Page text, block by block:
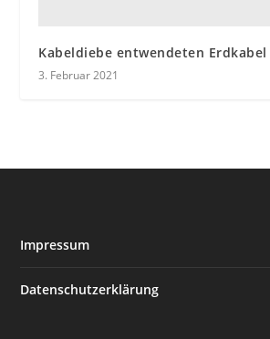
Kabeldiebe entwendeten Erdkabel
3. Februar 2021
Impressum
Datenschutzerklärung